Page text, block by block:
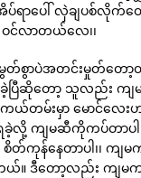
ပ်ရာပေါ် လှဲချပစ်လိုက်
ဝင်လာတယ်လေ၊၊
မွတ်စွာပဲအတင်းမှုတ်တေ
ပြီဆိုတော့ သူလည်း က
တကယ်တမ်းမှာ မောင်လေ
လို့ ကျမဆီကိုကပ်တာပ
တ်ကုန်နေတာပါ၊၊ ကျ
တယ်။ ဒီတော့လည်း က